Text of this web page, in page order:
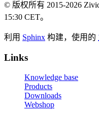
© 版权所有 2015-2026
15:30 CET。
利用 Sphinx 构建，使用的
Links
Knowledge base
Products
Downloads
Webshop